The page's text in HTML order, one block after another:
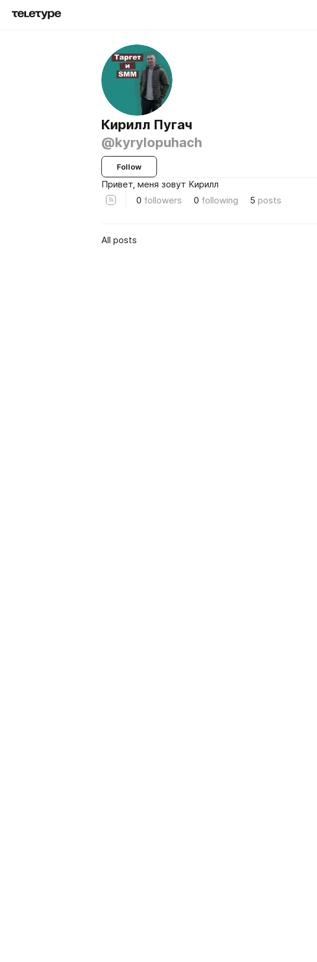
Кирилл Пугач
@kyrylopuhach
Follow
Привет, меня зовут Кирилл
0 followers 0 following 5 posts
All posts